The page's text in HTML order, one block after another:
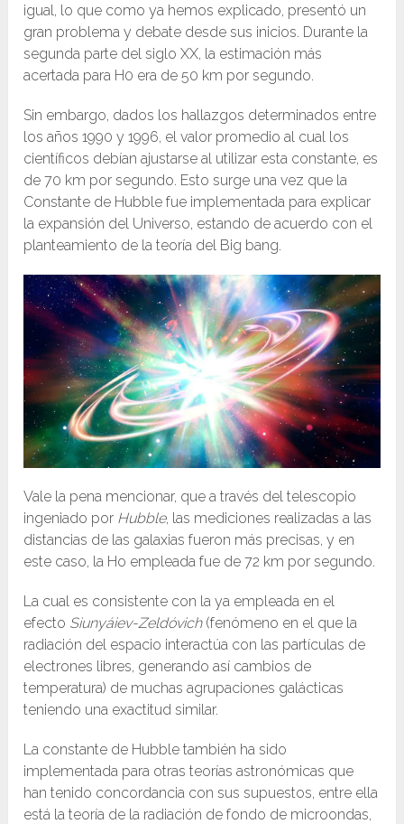
igual, lo que como ya hemos explicado, presentó un
gran problema y debate desde sus inicios. Durante la
segunda parte del siglo XX, la estimación más
acertada para H0 era de 50 km por segundo.
Sin embargo, dados los hallazgos determinados entre
los años 1990 y 1996, el valor promedio al cual los
científicos debían ajustarse al utilizar esta constante, es
de 70 km por segundo. Esto surge una vez que la
Constante de Hubble fue implementada para explicar
la expansión del Universo, estando de acuerdo con el
planteamiento de la teoría del Big bang.
Vale la pena mencionar, que a través del telescopio
ingeniado por Hubble, las mediciones realizadas a las
distancias de las galaxias fueron más precisas, y en
este caso, la Ho empleada fue de 72 km por segundo.
La cual es consistente con la ya empleada en el
efecto Siunyáiev-Zeldóvich(fenómeno en el que la
radiación del espacio interactúa con las partículas de
electrones libres, generando así cambios de
temperatura) de muchas agrupaciones galácticas
teniendo una exactitud similar.
La constante de Hubble también ha sido
implementada para otras teorías astronómicas que
han tenido concordancia con sus supuestos, entre ella
está la teoría de la radiación de fondo de microondas,